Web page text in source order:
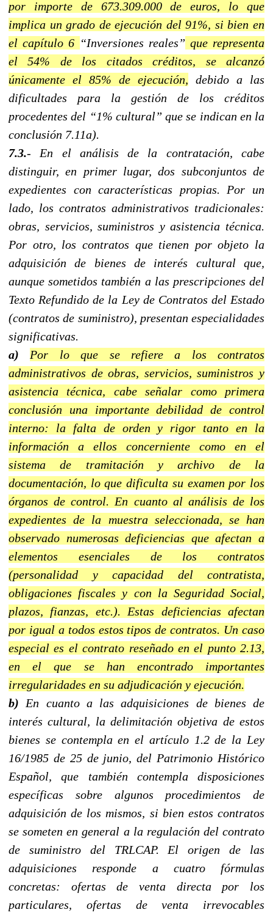
por importe de 673.309.000 de euros, lo que
implica un grado de ejecución del 91%, si bien en
el capítulo 6 “Inversiones reales” que representa
el 54% de los citados créditos, se alcanzó
únicamente el 85% de ejecución, debido a las
dificultades para la gestión de los créditos
procedentes del “1% cultural” que se indican en la
conclusión 7.11a).
7.3.- En el análisis de la contratación, cabe
distinguir, en primer lugar, dos subconjuntos de
expedientes con características propias. Por un
lado, los contratos administrativos tradicionales:
obras, servicios, suministros y asistencia técnica.
Por otro, los contratos que tienen por objeto la
adquisición de bienes de interés cultural que,
aunque sometidos también a las prescripciones del
Texto Refundido de la Ley de Contratos del Estado
(contratos de suministro), presentan especialidades
significativas.
a)
Por lo que se refiere a los contratos
administrativos de obras, servicios, suministros y
asistencia técnica, cabe señalar como primera
conclusión una importante debilidad de control
interno: la falta de orden y rigor tanto en la
información a ellos concerniente como en el
sistema de tramitación y archivo de la
documentación, lo que dificulta su examen por los
órganos de control. En cuanto al análisis de los
expedientes de la muestra seleccionada, se han
observado numerosas deficiencias que afectan a
elementos esenciales de los contratos
(personalidad y capacidad del contratista,
obligaciones fiscales y con la Seguridad Social,
plazos, fianzas, etc.). Estas deficiencias afectan
por igual a todos estos tipos de contratos. Un caso
especial es el contrato reseñado en el punto 2.13,
en el que se han encontrado importantes
irregularidades en su adjudicación y ejecución.
b) En cuanto a las adquisiciones de bienes de
interés cultural, la delimitación objetiva de estos
bienes se contempla en el artículo 1.2 de la Ley
16/1985 de 25 de junio, del Patrimonio Histórico
Español, que también contempla disposiciones
específicas sobre algunos procedimientos de
adquisición de los mismos, si bien estos contratos
se someten en general a la regulación del contrato
de suministro del TRLCAP. El origen de las
adquisiciones responde a cuatro fórmulas
concretas: ofertas de venta directa por los
particulares, ofertas de venta irrevocables